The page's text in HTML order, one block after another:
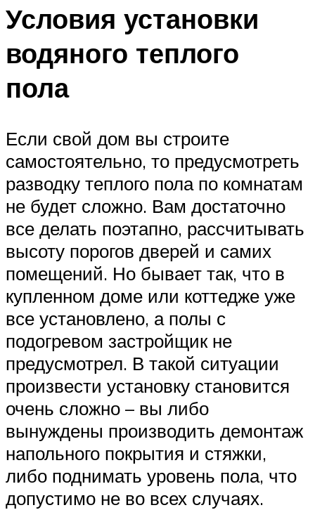
Условия установки
водяного теплого
пола
Если свой дом вы строите
самостоятельно, то предусмотреть
разводку теплого пола по комнатам
не будет сложно. Вам достаточно
все делать поэтапно, рассчитывать
высоту порогов дверей и самих
помещений. Но бывает так, что в
купленном доме или коттедже уже
все установлено, а полы с
подогревом застройщик не
предусмотрел. В такой ситуации
произвести установку становится
очень сложно – вы либо
вынуждены производить демонтаж
напольного покрытия и стяжки,
либо поднимать уровень пола, что
допустимо не во всех случаях.